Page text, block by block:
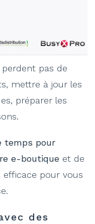
pas de
mettre à jour les
préparer les
temps pour
e-boutique et de
efficace pour vous
des